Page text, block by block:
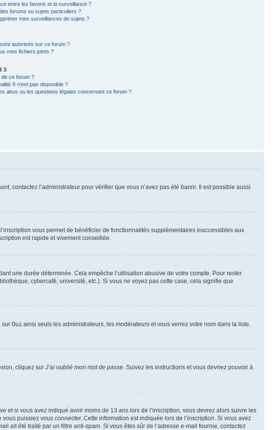
entre les favoris et la surveillance ?
forums ou sujets particuliers ?
mes surveillances de sujets ?
autorisés sur ce forum ?
mes fichiers joints ?
3
ce forum ?
X n’est pas disponible ?
abus ou les questions légales concernant ce forum ?
contactez l’administrateur pour vérifier que vous n’avez pas été banni. Il est possible aussi
vous permet de bénéficier de fonctionnalités supplémentaires inaccessibles aux
est rapide et vivement conseillée.
une durée déterminée. Cela empêche l’utilisation abusive de votre compte. Pour rester
cybercafé, université, etc.). Si vous ne voyez pas cette case, cela signifie que
sur Oui ainsi seuls les administrateurs, les modérateurs et vous verrez votre nom dans la liste.
cliquez sur J’ai oublié mon mot de passe . Suivez les instructions et vous devriez pouvoir à
et si vous avez indiqué avoir moins de 13 ans lors de l’inscription, vous devrez alors suivre les
puissiez vous connecter. Cette information est indiquée lors de l’inscription. Si vous avez
ait été traité par un filtre anti-spam. Si vous êtes sûr de l’adresse e-mail fournie, contactez